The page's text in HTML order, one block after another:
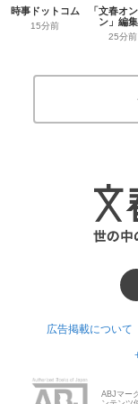
時事ドットコム
15分前
「文春オ
ン」編
25分前
広告掲載について
ABJマー